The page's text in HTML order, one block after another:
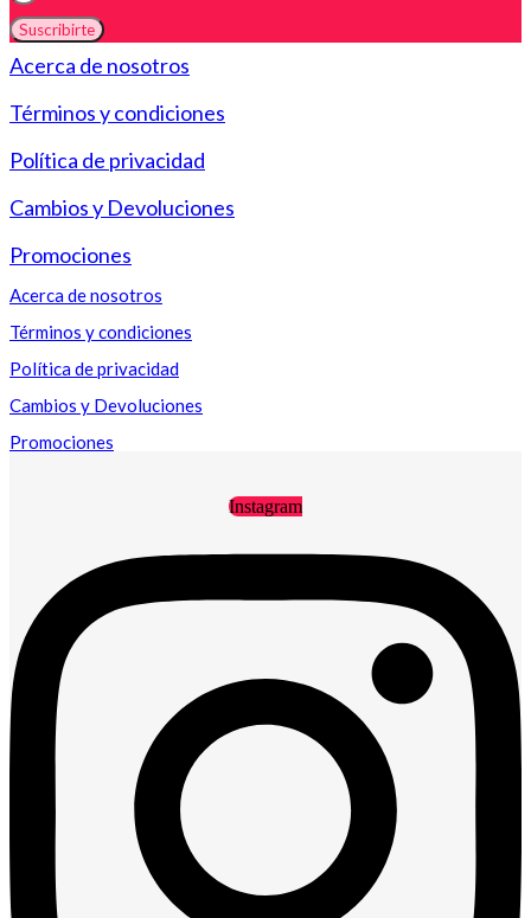
Suscribirte
Acerca de nosotros
Términos y condiciones
Política de privacidad
Cambios y Devoluciones
Promociones
Acerca de nosotros
Términos y condiciones
Política de privacidad
Cambios y Devoluciones
Promociones
Instagram